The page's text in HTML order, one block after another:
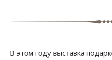
В этом году выставка